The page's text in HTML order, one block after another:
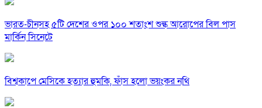
ভারত-চীনসহ ৫টি দেশের ওপর ১০০ শতাংশ শুল্ক আরোপের বিল পাস
মার্কিন সিনেটে
বিশ্বকাপে মেসিকে হত্যার হুমকি, ফাঁস হলো ভয়ংকর নথি